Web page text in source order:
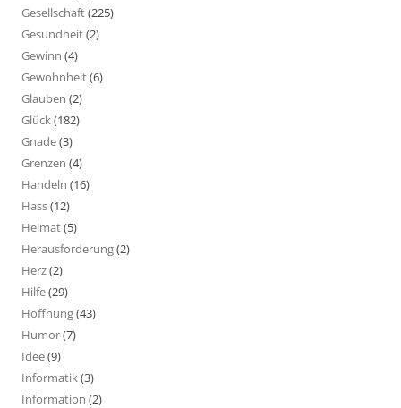
Gesellschaft(225)
Gesundheit(2)
Gewinn (4)
Gewohnheit(6)
Glauben (2)
Glück(182)
Gnade(3)
Grenzen (4)
Handeln (16)
Hass(12)
Heimat(5)
Herausforderung(2)
Herz(2)
Hilfe(29)
Hoffnung(43)
Humor(7)
Idee(9)
Informatik(3)
Information (2)